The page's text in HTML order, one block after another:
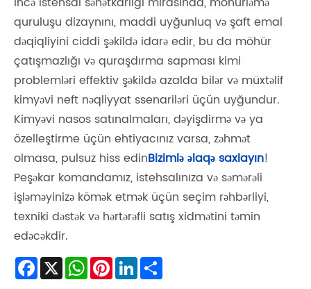
quruluşu dizaynını, maddi uyğunluq və şaft emal
dəqiqliyini ciddi şəkildə idarə edir, bu da möhür
çatışmazlığı və quraşdırma sapması kimi
problemləri effektiv şəkildə azalda bilər və müxtəlif
kimyəvi neft nəqliyyat ssenariləri üçün uyğundur.
Kimyəvi nasos satınalmaları, dəyişdirmə və ya
özelleştirme üçün ehtiyacınız varsa, zəhmət
olmasa, pulsuz hiss edinBizimlə əlaqə saxlayın!
Peşəkar komandamız, istehsalınıza və səmərəli
işləməyinizə kömək etmək üçün seçim rəhbərliyi,
texniki dəstək və hərtərəfli satış xidmətini təmin
edəcəkdir.
Facebook
X WhatsApp
Pinterest
LinkedIn